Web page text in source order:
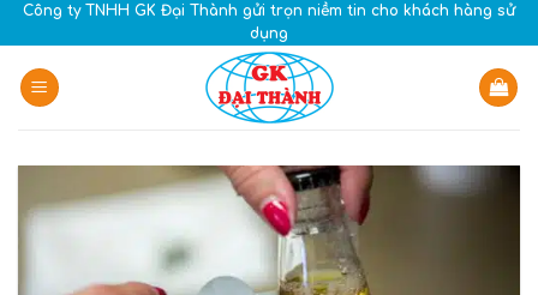
Skip
to
content
Công ty TNHH GK Đại Thành gửi trọn niềm tin cho khách hàng sử
dụng